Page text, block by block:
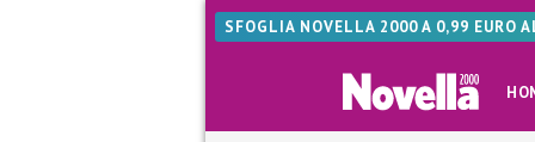
SFOGLIA NOVELLA 2000 A 0,99 EURO